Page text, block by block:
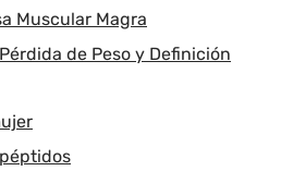
Muscular Magra
de Peso y Definición